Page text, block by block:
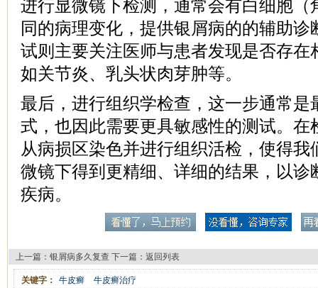
进行显微镜下检测，通常会有白细胞（
同的病理变化，提供银屑病的的辅助诊
试则主要关注医师与患者发现是否存在
如关节炎、乳头状肉芽肿等。
最后，进行组织学检查，这一步通常是
式，也因此需要更具敏感性的测试。在
从病损区染色并进行组织活检，使得我
微镜下得到更精细、详细的结果，以诊
疾病。
上一篇： 银屑病多久复查 下一篇： 返回列表
关键字： 牛皮癣 牛皮癣治疗